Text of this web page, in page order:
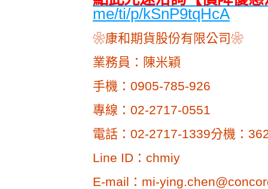
me/ti/p/kSnP9tqHcA
❀康和期貨股份有限公司❀
業務員：陳米穎
手機：0905-785-926
專線：02-2717-0551
電話：02-2717-1339分機：
Line ID：chmiy
E-mail：mi-